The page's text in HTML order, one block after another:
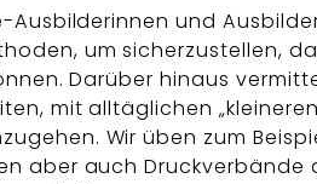
Ausbilderinnen und
um sicherzustellen,
Darüber hinaus
mit alltäglichen
Wir üben zum
aber auch Druckverbände